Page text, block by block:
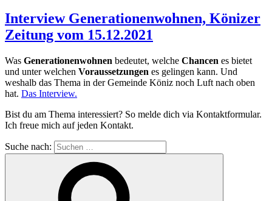
Interview Generationenwohnen, Könizer
Zeitung vom 15.12.2021
Was Generationenwohnen bedeutet, welche Chancen es bietet
und unter welchen Voraussetzungen es gelingen kann. Und
weshalb das Thema in der Gemeinde Köniz noch Luft nach oben
hat. Das Interview.
Bist du am Thema interessiert? So melde dich via Kontaktformular.
Ich freue mich auf jeden Kontakt.
Suche nach: